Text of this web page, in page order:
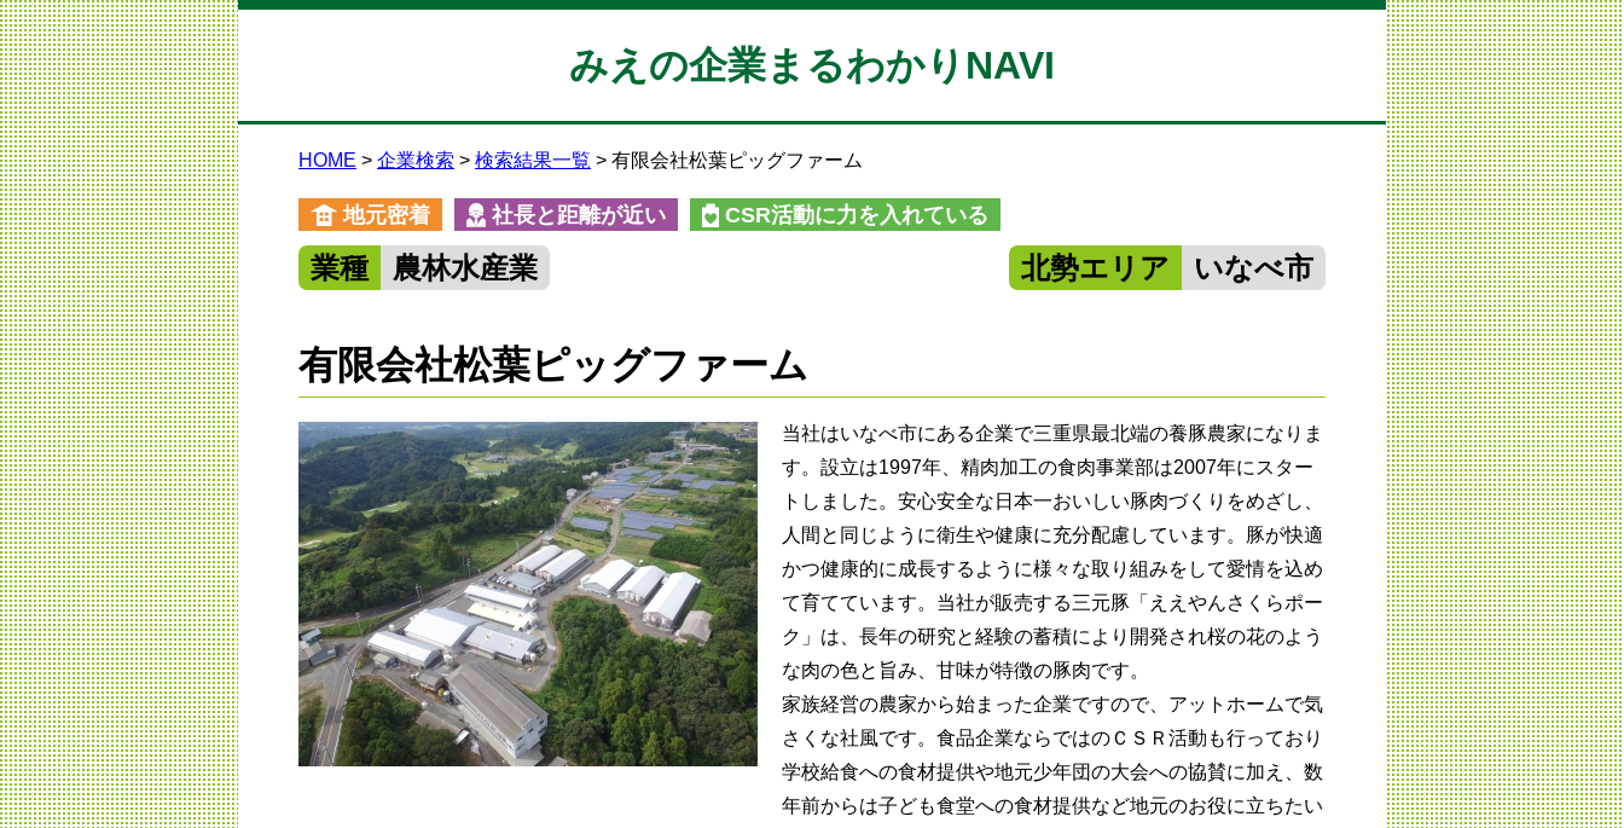
みえの企業まるわかりNAVI
HOME 企業検索 検索結果一覧 有限会社松葉ピッグファーム
地元密着 社長と距離が近い CSR活動に力を入れている
業種 農林水産業 北勢エリア いなべ市
有限会社松葉ピッグファーム
当社はいなべ市にある企業で三重県最北端の養豚農家になりま
す。設立は1997年、精肉加工の食肉事業部は2007年にスター
トしました。安心安全な日本一おいしい豚肉づくりをめざし、
人間と同じように衛生や健康に充分配慮しています。豚が快適
かつ健康的に成長するように様々な取り組みをして愛情を込め
て育てています。当社が販売する三元豚「ええやんさくらポー
ク」は、長年の研究と経験の蓄積により開発され桜の花のよう
な肉の色と旨み、甘味が特徴の豚肉です。
家族経営の農家から始まった企業ですので、アットホームで気
さくな社風です。食品企業ならではのＣＳＲ活動も行っており
学校給食への食材提供や地元少年団の大会への協賛に加え、数
年前からは子ども食堂への食材提供など地元のお役に立ちたい